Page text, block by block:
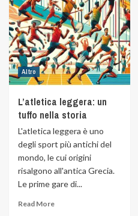
Altro
L’atletica leggera: un
tuffo nella storia
L'atletica leggera è uno
degli sport più antichi del
mondo, le cui origini
risalgono all'antica Grecia.
Le prime gare di...
Read More